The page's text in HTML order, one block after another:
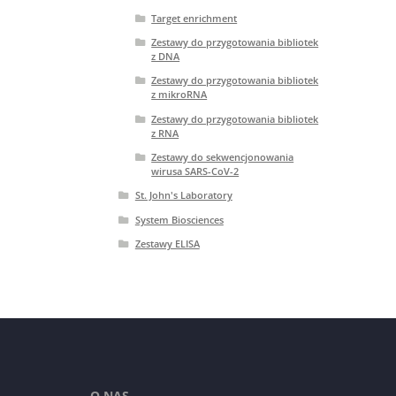
Target enrichment
Zestawy do przygotowania bibliotek
z DNA
Zestawy do przygotowania bibliotek
z mikroRNA
Zestawy do przygotowania bibliotek
z RNA
Zestawy do sekwencjonowania
wirusa SARS-CoV-2
St. John's Laboratory
System Biosciences
Zestawy ELISA